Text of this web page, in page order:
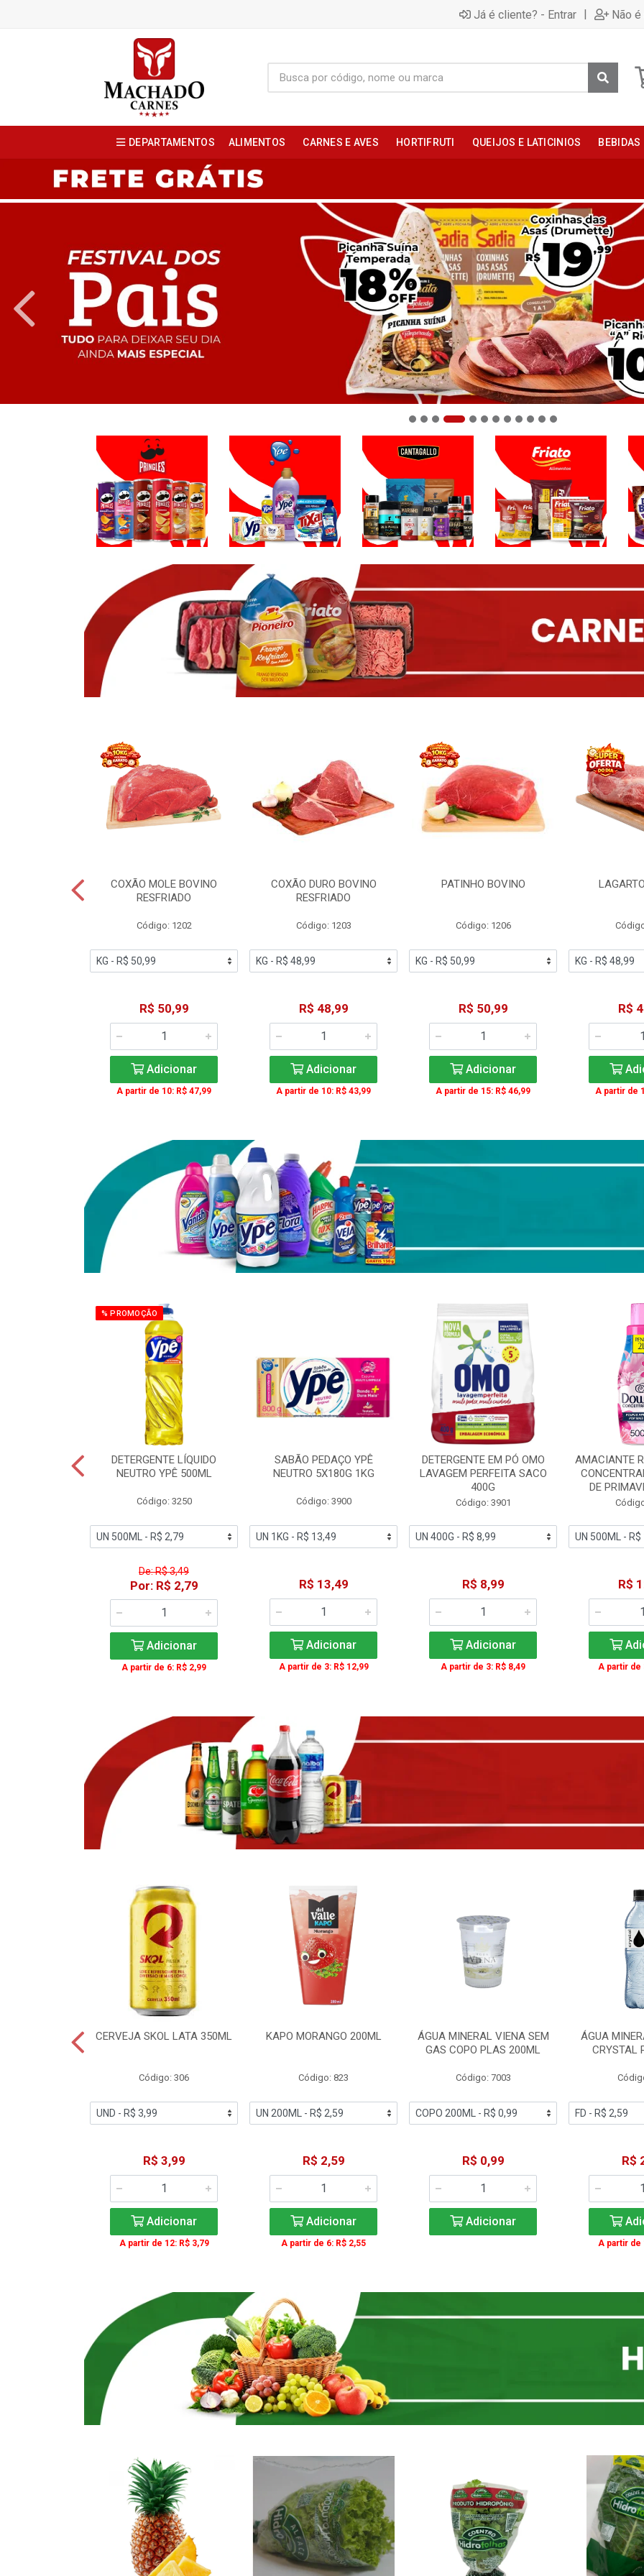
Já é cliente? - Entrar | Não
DEPARTAMENTOS ALIMENTOS CARNES E AVES HORTIFRUTI QUEIJOS E LATICINIOS BEBIDAS
COXÃO MOLE BOVINO
RESFRIADO
Código: 1202
R$ 50,99
Adicionar
A partir de 10: R$ 47,99
COXÃO DURO BOVINO
RESFRIADO
Código: 1203
R$ 48,99
Adicionar
A partir de 10: R$ 43,99
PATINHO BOVINO
Código: 1206
R$ 50,99
Adicionar
A partir de 15: R$ 46,99
R$
A partir de
% PROMOÇÃO
DETERGENTE LÍQUIDO
NEUTRO YPÊ 500ML
Código: 3250
De: R$ 3,49
Por: R$ 2,79
Adicionar
A partir de 6: R$ 2,99
SABÃO PEDAÇO YPÊ
NEUTRO 5X180G 1KG
Código: 3900
R$ 13,49
Adicionar
A partir de 3: R$ 12,99
DETERGENTE EM PÓ OMO
LAVAGEM PERFEITA SACO
400G
Código: 3901
R$ 8,99
Adicionar
A partir de 3: R$ 8,49
AMACIANTE
DE
R$
A partir de
CERVEJA SKOL LATA 350ML
Código: 306
R$ 3,99
Adicionar
A partir de 12: R$ 3,79
KAPO MORANGO 200ML
Código: 823
R$ 2,59
Adicionar
A partir de 6: R$ 2,55
ÁGUA MINERAL VIENA SEM
GAS COPO PLAS 200ML
Código: 7003
R$ 0,99
Adicionar
ÁGUA
CRYSTAL
R$
A partir de